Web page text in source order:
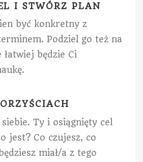
I STWÓRZ PLAN
być konkretny z
Podziel go też na
łatwiej będzie Ci
Ty i osiągnięty cel
jest? Co czujesz, co
miał/a z tego